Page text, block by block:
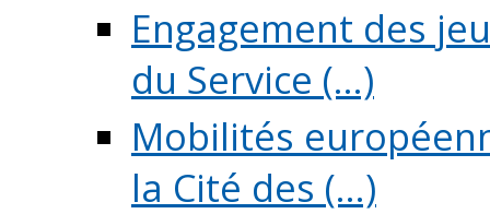
Engagement des
du Service (...)
Mobilités
la Cité des (...)